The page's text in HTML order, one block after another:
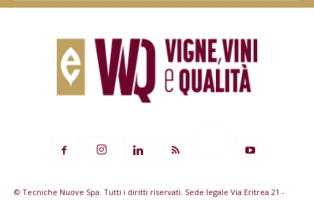
© Tecniche Nuove Spa. Tutti i diritti riservati. Sede legale Via Eritrea 21 -